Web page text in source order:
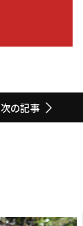
次の記事